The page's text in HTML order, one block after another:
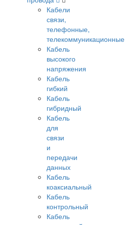
Кабели
связи,
телефонные,
телекоммуникационные
Кабель
высокого
напряжения
Кабель
гибкий
Кабель
гибридный
Кабель
для
связи
и
передачи
данных
Кабель
коаксиальный
Кабель
контрольный
Кабель